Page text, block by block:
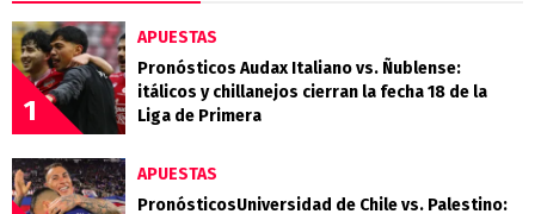
1
APUESTAS
Pronósticos Audax Italiano vs. Ñublense:
itálicos y chillanejos cierran la fecha 18 de la
Liga de Primera
APUESTAS
PronósticosUniversidad de Chile vs. Palestino: